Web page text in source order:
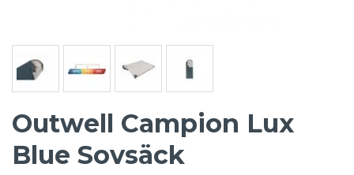
Outwell Campion Lux
Blue Sovsäck